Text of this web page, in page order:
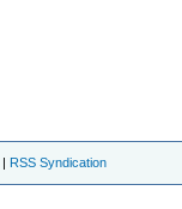
| RSS Syndication